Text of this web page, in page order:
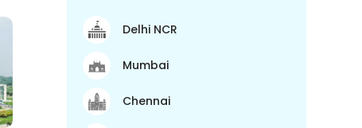
Delhi NCR
Mumbai
Chennai